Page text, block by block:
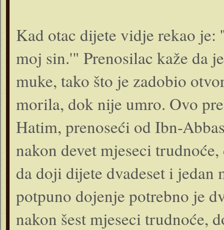
Kad otac dijete vidje rekao je:
moj sin.'" Prenosilac kaže da
muke, tako što je zadobio
morila, dok nije umro. Ovo
Hatim, prenoseći od Ibn-
nakon devet mjeseci
da doji dijete dvadeset i jedan
potpuno dojenje potrebno je
nakon šest mjeseci trudnoće,